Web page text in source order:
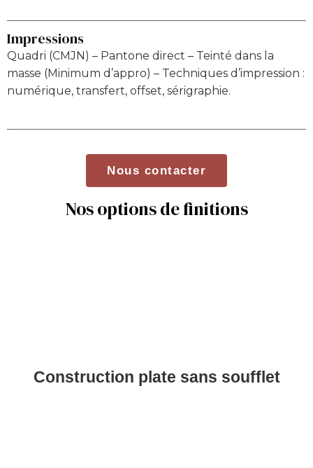
Impressions
Quadri (CMJN) – Pantone direct – Teinté dans la
masse (Minimum d’appro) – Techniques d’impression :
numérique, transfert, offset, sérigraphie.
Nous contacter
Nos options de finitions
Construction plate sans soufflet